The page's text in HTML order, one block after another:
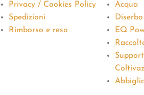
Privacy / Cookies Policy
Spedizioni
Rimborso e reso
Acqua
Diserbo
EQ